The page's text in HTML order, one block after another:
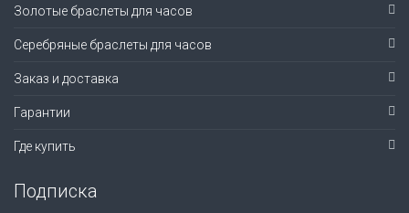
Золотые браслеты для часов
Серебряные браслеты для часов
Заказ и доставка
Гарантии
Где купить
Подписка